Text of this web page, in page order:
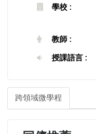
學校 :
教師 :
授課語言 :
跨領域微學程